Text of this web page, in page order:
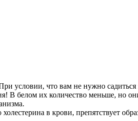
условии, что вам не нужно садиться
В белом их количество меньше, но
в крови, препятствует